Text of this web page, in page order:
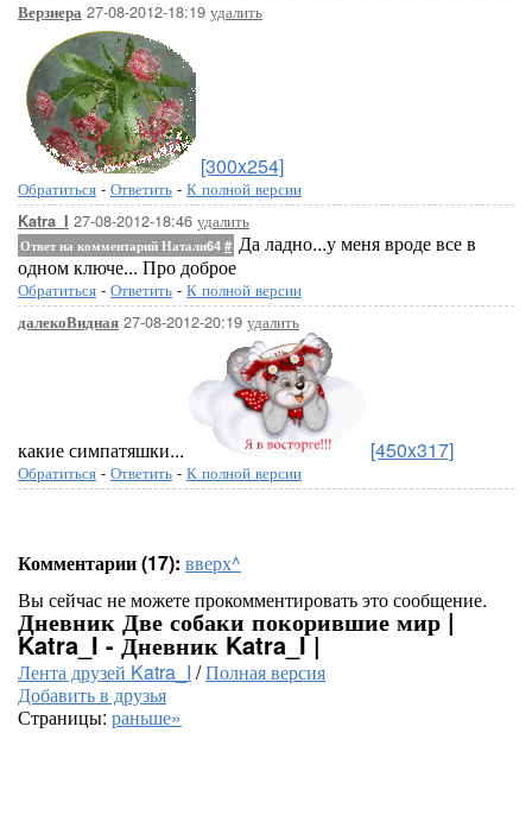
Верзиера 27-08-2012-18:19 удалить
[300x254]
Обратиться - Ответить - К полной версии
Katra_I 27-08-2012-18:46 удалить
Ответ на комментарий Натали64 # Да ладно...у меня вроде все в
одном ключе... Про доброе
Обратиться - Ответить - К полной версии
далекоВидная 27-08-2012-20:19 удалить
какие симпатяшки... [450x317]
Обратиться - Ответить - К полной версии
Комментарии (17): вверх^
Вы сейчас не можете прокомментировать это сообщение.
Дневник Две собаки покорившие мир |
Katra_I - Дневник Katra_I |
Лента друзей Katra_I /Полная версия
Добавить в друзья
Страницы: раньше»